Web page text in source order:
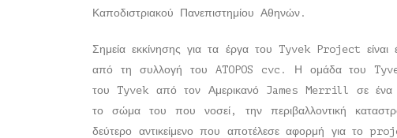
Καποδιστριακού Πανεπιστημίου Αθηνών.
Σημεία εκκίνησης για τα έργα του Tyvek Project είναι
από τη συλλογή του ATOPOS cvc. Η ομάδα του
του Tyvek από τον Αμερικανό James Merrill σε ένα
το σώμα του που νοσεί, την περιβαλλοντική
δεύτερο αντικείμενο που αποτέλεσε αφορμή για το